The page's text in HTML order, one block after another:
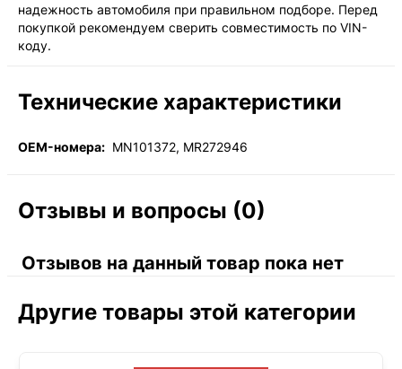
надежность автомобиля при правильном подборе. Перед
покупкой рекомендуем сверить совместимость по VIN-
коду.
Технические характеристики
OEM-номера: MN101372, MR272946
Отзывы и вопросы (0)
Отзывов на данный товар пока нет
Другие товары этой категории